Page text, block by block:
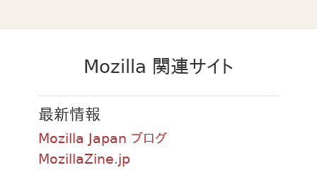
Mozilla 関連サイト
最新情報
Mozilla Japan ブログ
MozillaZine.jp